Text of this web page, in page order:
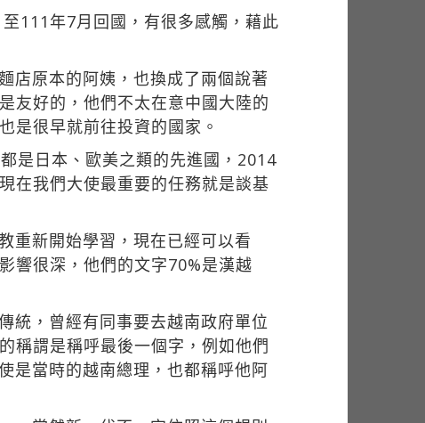
111年7月回國，有很多感觸，藉此
店原本的阿姨，也換成了兩個說著
友好的，他們不太在意中國大陸的
是很早就前往投資的國家。
是日本、歐美之類的先進國，2014
在我們大使最重要的任務就是談基
重新開始學習，現在已經可以看
響很深，他們的文字70%是漢越
統，曾經有同事要去越南政府單位
稱謂是稱呼最後一個字，例如他們
是當時的越南總理，也都稱呼他阿